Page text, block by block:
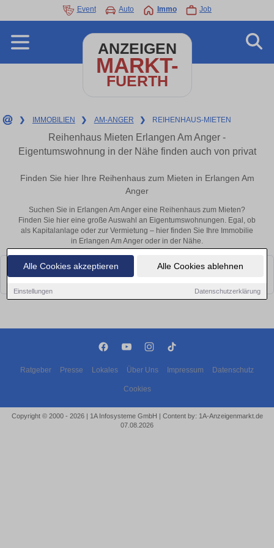
Alle Cookies akzeptieren Alle Cookies ablehnen
Einstellungen Datenschutzerklärung
Event Auto Immo Job
ANZEIGEN
MARKT-
FUERTH
❯ IMMOBILIEN ❯ AM-ANGER ❯ REIHENHAUS-MIETEN
Reihenhaus Mieten Erlangen Am Anger -
Eigentumswohnung in der Nähe finden auch von privat
Finden Sie hier Ihre Reihenhaus zum Mieten in Erlangen Am
Anger
Suchen Sie in Erlangen Am Anger eine Reihenhaus zum Mieten?
Finden Sie hier eine große Auswahl an Eigentumswohnungen. Egal, ob
als Kapitalanlage oder zur Vermietung – hier finden Sie Ihre Immobilie
in Erlangen Am Anger oder in der Nähe.
Leider konnten wir derzeit keine passenden Objekte finden. Schauen Sie
bald wieder vorbei!
Ratgeber Presse Lokales Über Uns Impressum Datenschutz
Cookies
Copyright © 2000 - 2026 | 1A Infosysteme GmbH | Content by: 1A-Anzeigenmarkt.de
07.08.2026